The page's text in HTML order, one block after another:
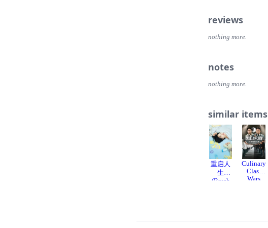
reviews
nothing more.
notes
nothing more.
similar items
重启人
生
(Brush
Culinary
Class
Wars